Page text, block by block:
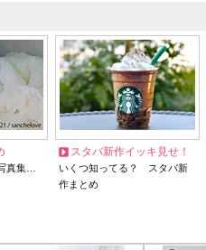
真集…
スタバ新作イッキ見せ！
いくつ知ってる？ スタバ新
作まとめ